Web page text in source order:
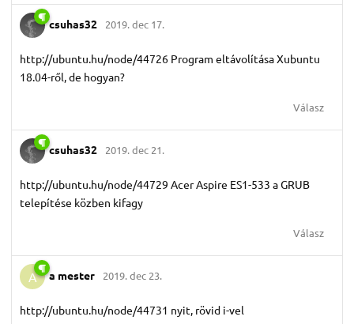
csuhas32 2019. dec 17.
http://ubuntu.hu/node/44726 Program eltávolítása Xubuntu
18.04-ről, de hogyan?
Válasz
csuhas32 2019. dec 21.
http://ubuntu.hu/node/44729 Acer Aspire ES1-533 a GRUB
telepítése közben kifagy
Válasz
A a mester 2019. dec 23.
http://ubuntu.hu/node/44731 nyit, rövid i-vel